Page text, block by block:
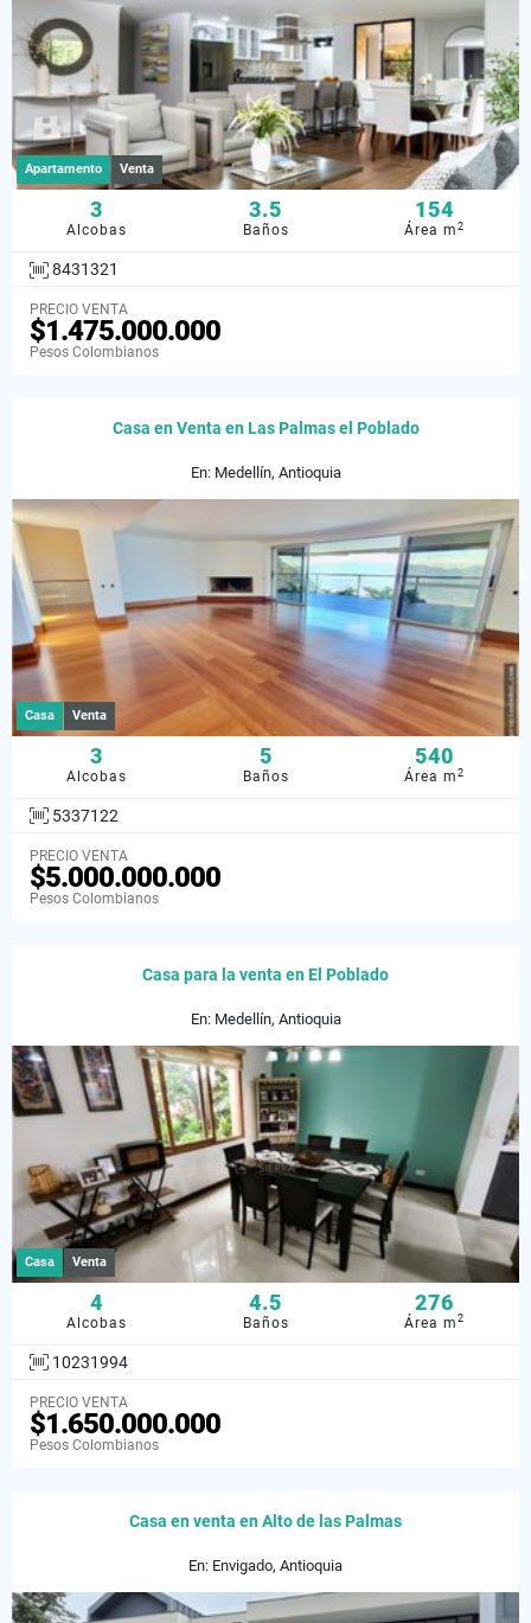
Apartamento Venta
3
Alcobas
3.5
Baños
154
Área m2
8431321
PRECIO VENTA
$1.475.000.000
Pesos Colombianos
Casa en Venta en Las Palmas el Poblado
En: Medellín, Antioquia
Casa Venta
3
Alcobas
5
Baños
540
Área m2
5337122
PRECIO VENTA
$5.000.000.000
Pesos Colombianos
Casa para la venta en El Poblado
En: Medellín, Antioquia
Casa Venta
4
Alcobas
4.5
Baños
276
Área m2
10231994
PRECIO VENTA
$1.650.000.000
Pesos Colombianos
Casa en venta en Alto de las Palmas
En: Envigado, Antioquia